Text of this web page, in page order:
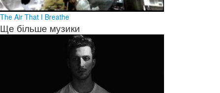
The Air That I Breathe
Ще більше музики